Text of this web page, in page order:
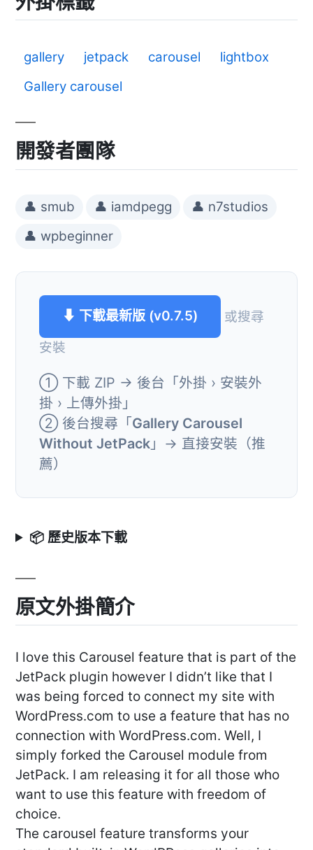
gallery jetpack carousel
lightbox
Gallery carousel
開發者團隊
👤 smub 👤 iamdpegg
👤 n7studios
👤 wpbeginner
⬇ 下載最新版 (v0.7.5)
或搜尋
安裝
① 下載 ZIP → 後台「外掛 › 安裝外
掛 › 上傳外掛」
② 後台搜尋「Gallery Carousel
Without JetPack 」→ 直接安裝（推
薦）
📦 歷史版本下載
原文外掛簡介
I love this Carousel feature that is part of the
JetPack plugin however I didn’t like that I
was being forced to connect my site with
WordPress.com to use a feature that has no
connection with WordPress.com. Well, I
simply forked the Carousel module from
JetPack. I am releasing it for all those who
want to use this feature with freedom of
choice.
The carousel feature transforms your